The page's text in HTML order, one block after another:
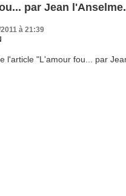
par Jean l'Anselme.
à 21:39